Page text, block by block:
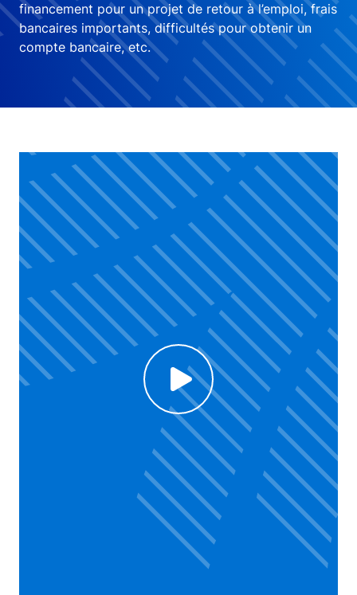
financement pour un projet de retour à l’emploi, frais
bancaires importants, difficultés pour obtenir un
compte bancaire, etc.
Voir la vidéo
Click to enable Youtube cookies and see content